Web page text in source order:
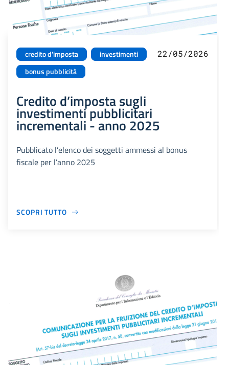
credito d'imposta
investimenti
bonus pubblicità
22/05/2026
Credito d’imposta sugli
investimenti pubblicitari
incrementali - anno 2025
Pubblicato l’elenco dei soggetti ammessi al bonus
fiscale per l’anno 2025
SCOPRI TUTTO